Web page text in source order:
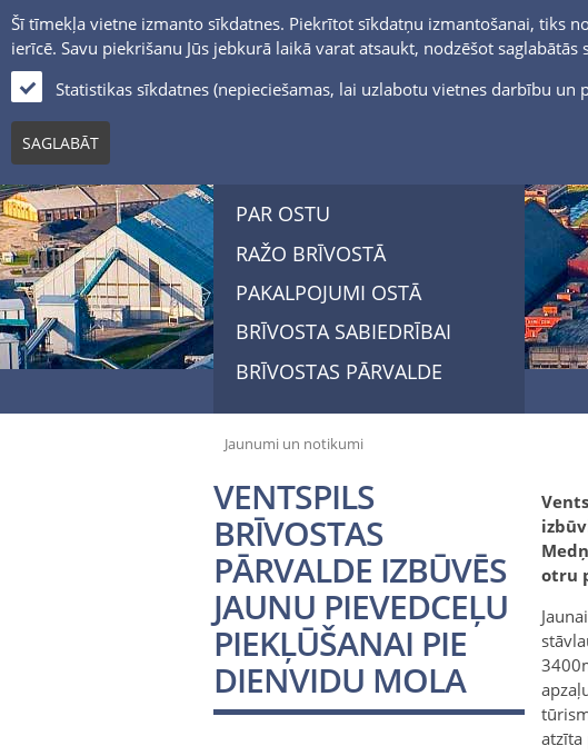
Šī tīmekļa vietne izmanto sīkdatnes. Piekrītot sīkdatņu izmantošanai, tiks
ierīcē. Savu piekrišanu Jūs jebkurā laikā varat atsaukt, nodzēšot saglabātās
Statistikas sīkdatnes (nepieciešamas, lai uzlabotu vietnes darbību un
SAGLABĀT
PAR OSTU
RAŽO BRĪVOSTĀ
PAKALPOJUMI OSTĀ
BRĪVOSTA SABIEDRĪBAI
BRĪVOSTAS PĀRVALDE
Jaunumi un notikumi
VENTSPILS
BRĪVOSTAS
PĀRVALDE IZBŪVĒS
JAUNU PIEVEDCEĻU
PIEKĻŪŠANAI PIE
DIENVIDU MOLA
otru
atzīta